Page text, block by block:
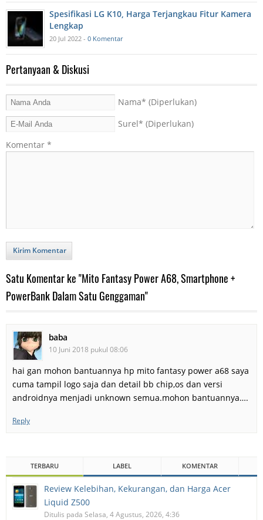
Spesifikasi LG K10, Harga Terjangkau Fitur Kamera
Lengkap
20 Jul 2022 - 0 Komentar
Pertanyaan & Diskusi
Nama* (Diperlukan)
Surel* (Diperlukan)
Komentar *
Kirim Komentar
Satu Komentar ke "Mito Fantasy Power A68, Smartphone +
PowerBank Dalam Satu Genggaman"
baba
10 Juni 2018 pukul 08:06
hai gan mohon bantuannya hp mito fantasy power a68 saya
cuma tampil logo saja dan detail bb chip,os dan versi
androidnya menjadi unknown semua.mohon bantuannya….
Reply
TERBARU LABEL KOMENTAR
Review Kelebihan, Kekurangan, dan Harga Acer
Liquid Z500
Ditulis pada Selasa, 4 Agustus, 2026, 4:36